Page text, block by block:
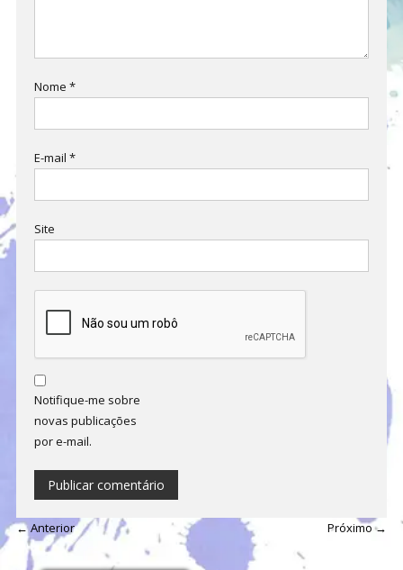
Nome *
E-mail *
Site
Notifique-me sobre
novas publicações
por e-mail.
← Anterior Próximo →